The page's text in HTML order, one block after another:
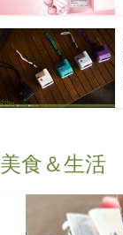
美食＆生活